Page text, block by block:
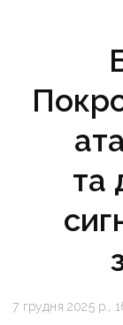
та
7 грудня 2025 р.,